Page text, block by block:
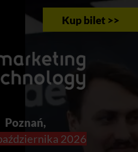
Kup bilet >>
Poznań,
2026